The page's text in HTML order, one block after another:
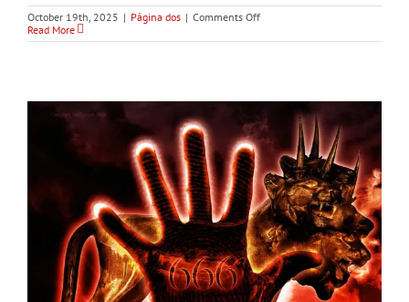
October 19th, 2025 | Página dos | Comments Offon
cuándo,
Read More